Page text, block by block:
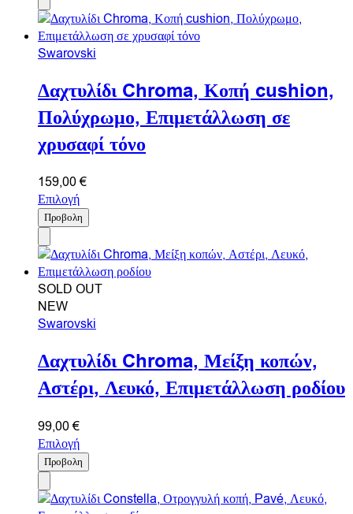
Swarovski
Δαχτυλίδι Chroma, Κοπή cushion,
Πολύχρωμο, Επιμετάλλωση σε
χρυσαφί τόνο
159,00€
Επιλογή
Προβολη
SOLD OUT
NEW
Swarovski
Δαχτυλίδι Chroma, Μείξη κοπών,
Αστέρι, Λευκό, Επιμετάλλωση ροδίου
99,00€
Επιλογή
Προβολη